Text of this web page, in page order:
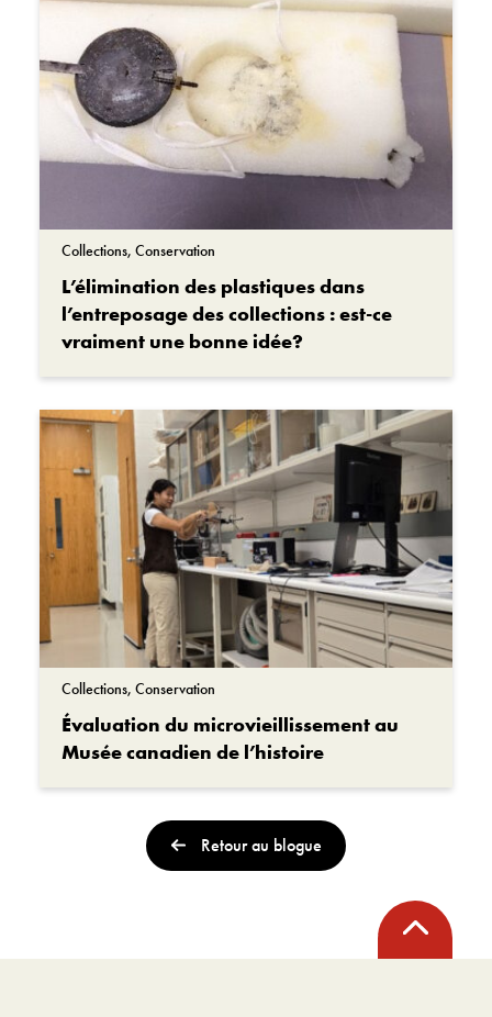
Collections, Conservation
L’élimination des plastiques dans
l’entreposage des collections : est-ce
vraiment une bonne idée?
Collections, Conservation
Évaluation du microvieillissement au
Musée canadien de l’histoire
Retour au blogue
Retour
en